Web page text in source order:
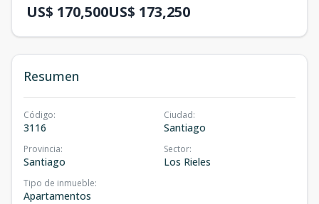
US$ 170,500US$ 173,250
Resumen
Código:
3116
Ciudad:
Santiago
Provincia:
Santiago
Sector:
Los Rieles
Tipo de inmueble:
Apartamentos